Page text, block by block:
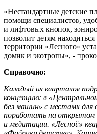
«Нестандартные детские
помощи специалистов,
и лифтовых кнопок,
позволит детям
территории «Лесного»
домик и экотропы», -
Справочно:
Каждый их кварталов
концепцию: в
без машин» с местами
поработать на открытом
и медитации. «Лесной»